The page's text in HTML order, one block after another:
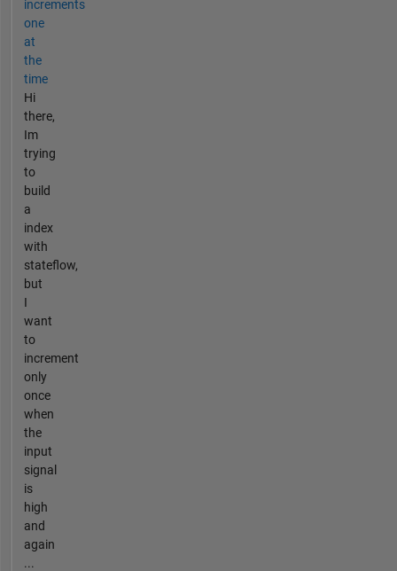
increments
one
at
the
time
Hi
there,
Im
trying
to
build
a
index
with
stateflow,
but
I
want
to
increment
only
once
when
the
input
signal
is
high
and
again
...